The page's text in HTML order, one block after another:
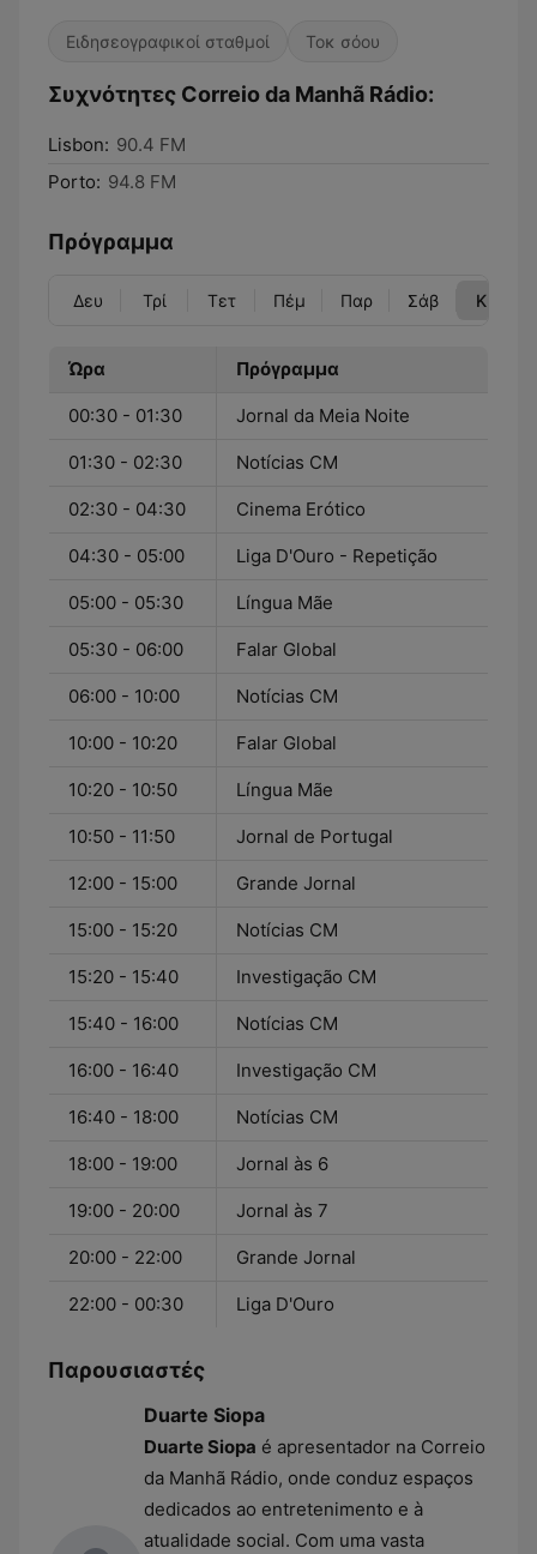
Ειδησεογραφικοί σταθμοί Τοκ σόου
Συχνότητες Correio da Manhã Rádio:
Lisbon: 90.4 FM
Porto: 94.8 FM
Πρόγραμμα
Δευ Τρί Τετ Πέμ Παρ Σάβ Κυρ
Ώρα Πρόγραμμα
00:30 - 01:30 Jornal da Meia Noite
01:30 - 02:30 Notícias CM
02:30 - 04:30 Cinema Erótico
04:30 - 05:00 Liga D'Ouro - Repetição
05:00 - 05:30 Língua Mãe
05:30 - 06:00 Falar Global
06:00 - 10:00 Notícias CM
10:00 - 10:20 Falar Global
10:20 - 10:50 Língua Mãe
10:50 - 11:50 Jornal de Portugal
12:00 - 15:00 Grande Jornal
15:00 - 15:20 Notícias CM
15:20 - 15:40 Investigação CM
15:40 - 16:00 Notícias CM
16:00 - 16:40 Investigação CM
16:40 - 18:00 Notícias CM
18:00 - 19:00 Jornal às 6
19:00 - 20:00 Jornal às 7
20:00 - 22:00 Grande Jornal
22:00 - 00:30 Liga D'Ouro
Παρουσιαστές
Duarte Siopa
Duarte Siopa é apresentador na Correio
da Manhã Rádio, onde conduz espaços
dedicados ao entretenimento e à
atualidade social. Com uma vasta